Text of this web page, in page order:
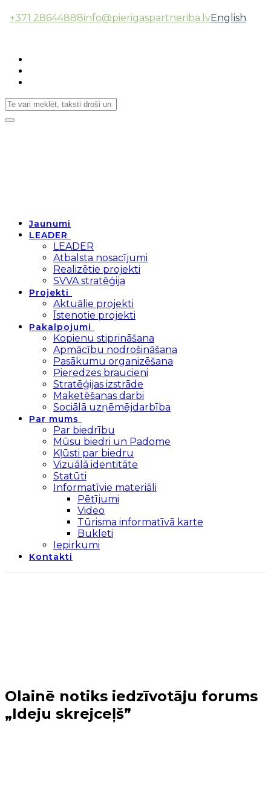
+371 28644888info@pierigaspartneriba.lvEnglish
Toggle
Jaunumi
LEADER
LEADER
Atbalsta nosacījumi
Realizētie projekti
SVVA stratēģija
Projekti
Aktuālie projekti
Īstenotie projekti
Pakalpojumi
Kopienu stiprināšana
Apmācību nodrošināšana
Pasākumu organizēšana
Pieredzes braucieni
Stratēģijas izstrāde
Maketēšanas darbi
Sociālā uzņēmējdarbība
Par mums
Par biedrību
Mūsu biedri un Padome
Kļūsti par biedru
Vizuālā identitāte
Statūti
Informatīvie materiāli
Pētījumi
Video
Tūrisma informatīvā karte
Bukleti
Iepirkumi
Kontakti
Olainē notiks iedzīvotāju forums
„Ideju skrejceļš”